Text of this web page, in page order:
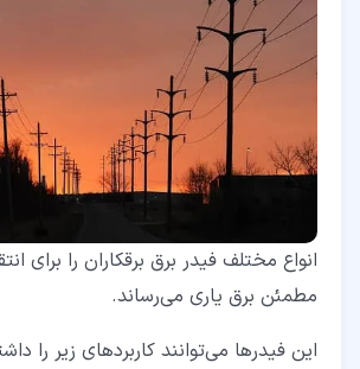
انواع مختلف فیدر برق برقکاران را برای
مطمئن برق یاری می‌رساند.
این فیدرها می‌توانند کاربردهای زیر را